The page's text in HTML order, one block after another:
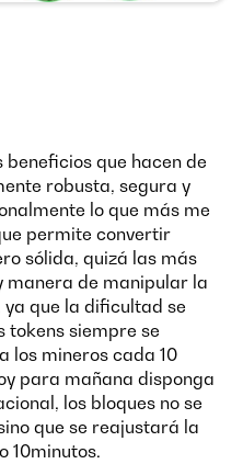
beneficios que hacen de
robusta, segura y
lo que más me
permite convertir
sólida, quizá las más
manera de manipular la
que la dificultad se
tokens siempre se
los mineros cada 10
para mañana disponga
los bloques no se
que se reajustará la
10minutos.